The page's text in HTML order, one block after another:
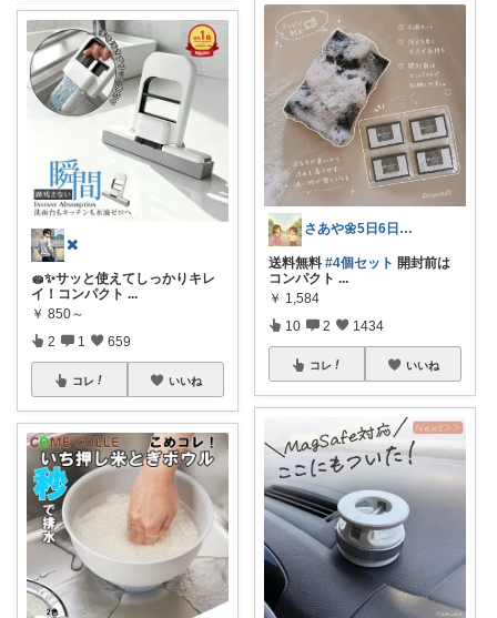
✖️
🧽✨サッと使えてしっかりキレ
イ！コンパクト ...
￥ 850～
2 1 659
コレ いいね
さあや🌼5日6日有難うございます
送料無料 #4個セット 開封前は
コンパクト ...
￥ 1,584
10 2 1434
コレ いいね